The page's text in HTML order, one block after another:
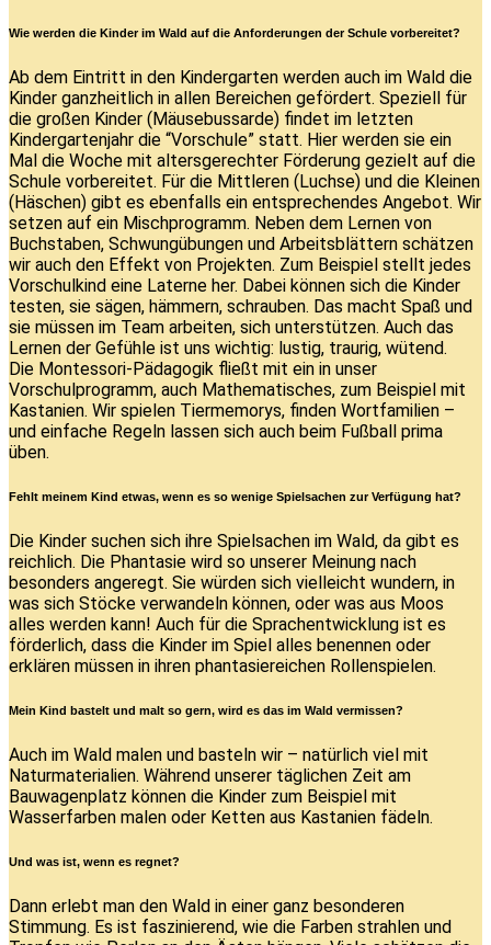
Wie werden die Kinder im Wald auf die Anforderungen der Schule vorbereitet?
Ab dem Eintritt in den Kindergarten werden auch im Wald die
Kinder ganzheitlich in allen Bereichen gefördert. Speziell für
die großen Kinder (Mäusebussarde) findet im letzten
Kindergartenjahr die “Vorschule” statt. Hier werden sie ein
Mal die Woche mit altersgerechter Förderung gezielt auf die
Schule vorbereitet. Für die Mittleren (Luchse) und die Kleinen
(Häschen) gibt es ebenfalls ein entsprechendes Angebot. Wir
setzen auf ein Mischprogramm. Neben dem Lernen von
Buchstaben, Schwungübungen und Arbeitsblättern schätzen
wir auch den Effekt von Projekten. Zum Beispiel stellt jedes
Vorschulkind eine Laterne her. Dabei können sich die Kinder
testen, sie sägen, hämmern, schrauben. Das macht Spaß und
sie müssen im Team arbeiten, sich unterstützen. Auch das
Lernen der Gefühle ist uns wichtig: lustig, traurig, wütend.
Die Montessori-Pädagogik fließt mit ein in unser
Vorschulprogramm, auch Mathematisches, zum Beispiel mit
Kastanien. Wir spielen Tiermemorys, finden Wortfamilien –
und einfache Regeln lassen sich auch beim Fußball prima
üben.
Fehlt meinem Kind etwas, wenn es so wenige Spielsachen zur Verfügung hat?
Die Kinder suchen sich ihre Spielsachen im Wald, da gibt es
reichlich. Die Phantasie wird so unserer Meinung nach
besonders angeregt. Sie würden sich vielleicht wundern, in
was sich Stöcke verwandeln können, oder was aus Moos
alles werden kann! Auch für die Sprachentwicklung ist es
förderlich, dass die Kinder im Spiel alles benennen oder
erklären müssen in ihren phantasiereichen Rollenspielen.
Mein Kind bastelt und malt so gern, wird es das im Wald vermissen?
Auch im Wald malen und basteln wir – natürlich viel mit
Naturmaterialien. Während unserer täglichen Zeit am
Bauwagenplatz können die Kinder zum Beispiel mit
Wasserfarben malen oder Ketten aus Kastanien fädeln.
Und was ist, wenn es regnet?
Dann erlebt man den Wald in einer ganz besonderen
Stimmung. Es ist faszinierend, wie die Farben strahlen und